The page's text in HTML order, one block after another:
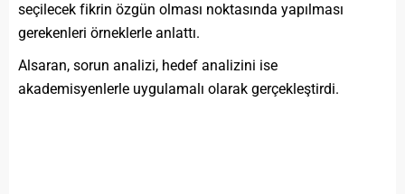
seçilecek fikrin özgün olması noktasında yapılması
gerekenleri örneklerle anlattı.
Alsaran, sorun analizi, hedef analizini ise
akademisyenlerle uygulamalı olarak gerçekleştirdi.